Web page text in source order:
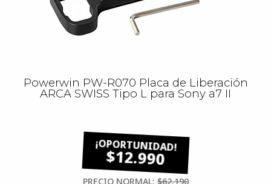
Powerwin PW-R070 Placa de Liberación
ARCA SWISS Tipo L para Sony a7 II
$12.990
PRECIO NORMAL:$62.190